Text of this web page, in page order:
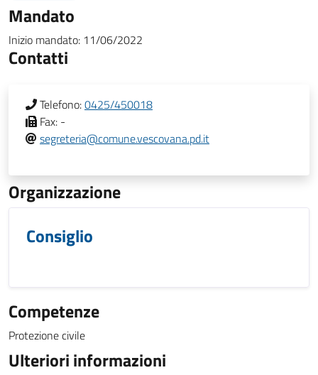
Mandato
Inizio mandato: 11/06/2022
Contatti
Telefono:0425/450018
Fax: -
segreteria@comune.vescovana.pd.it
Organizzazione
Consiglio
Competenze
Protezione civile
Ulteriori informazioni